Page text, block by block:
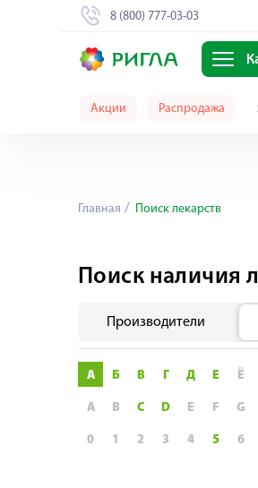
8 (800) 777-03-03
Акции Распродажа
Главная Поиск лекарств
Поиск наличия
Производители
А Б В Г Д Е Ё
A B C D E F G
0 1 2 3 4 5 6